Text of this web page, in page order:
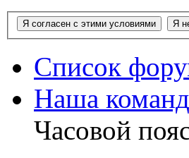
Список
Наша
Часовой